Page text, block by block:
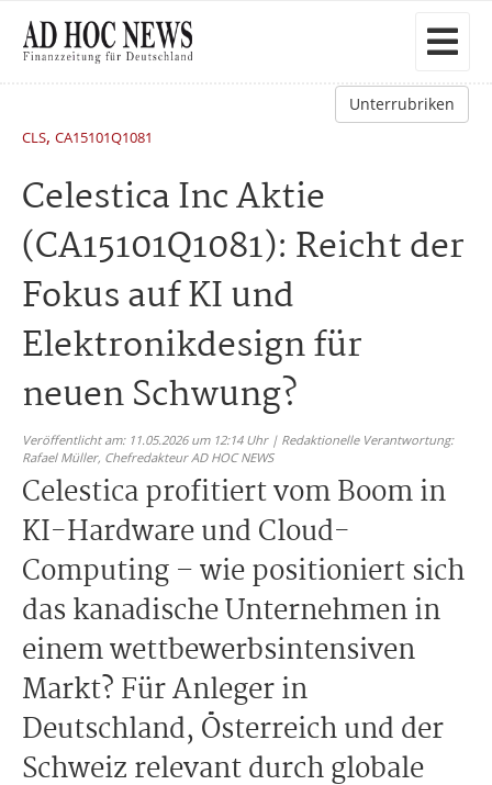
Unterrubriken
CLS, CA15101Q1081
Celestica Inc Aktie
(CA15101Q1081): Reicht der
Fokus auf KI und
Elektronikdesign für
neuen Schwung?
Veröffentlicht am: 11.05.2026 um 12:14 Uhr | Redaktionelle Verantwortung:
Rafael Müller, Chefredakteur AD HOC NEWS
Celestica profitiert vom Boom in
KI-Hardware und Cloud-
Computing – wie positioniert sich
das kanadische Unternehmen in
einem wettbewerbsintensiven
Markt? Für Anleger in
Deutschland, Österreich und der
Schweiz relevant durch globale